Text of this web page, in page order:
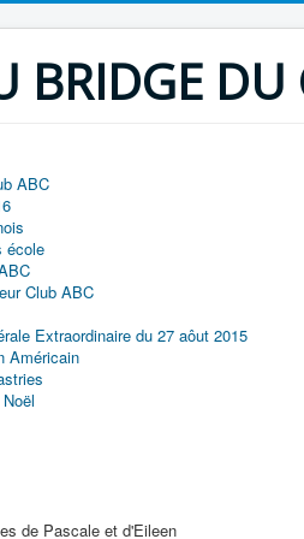
BRIDGE DU
ABC
école
Club ABC
Extraordinaire du 27 aôut 2015
Américain
de Pascale et d'Eileen